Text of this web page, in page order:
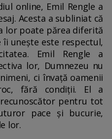
online, Emil Rengle a
Acesta a subliniat că
lor poate părea diferită
îi unește este respectul,
Emil Rengle a
lor, Dumnezeu nu
ci învață oamenii
fără condiții. El a
pentru tot
pace și bucurie,
lor.